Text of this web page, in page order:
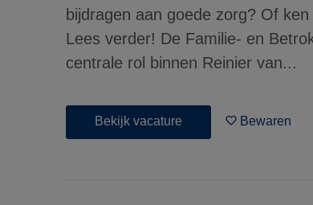
bijdragen aan goede zorg? Of
Lees verder! De Familie- en
centrale rol binnen Reinier van...
Bekijk vacature Bewaren